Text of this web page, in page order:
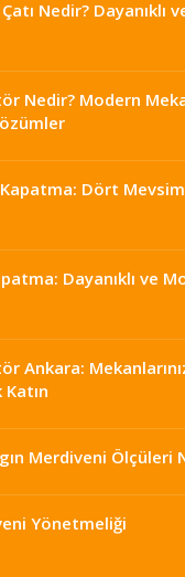
Nedir? Dayanıklı
Nedir? Modern
Dört
Dayanıklı ve
Ankara:
Merdiveni Ölçüleri
Yönetmeliği